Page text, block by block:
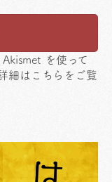
を使って
細はこちらをご覧